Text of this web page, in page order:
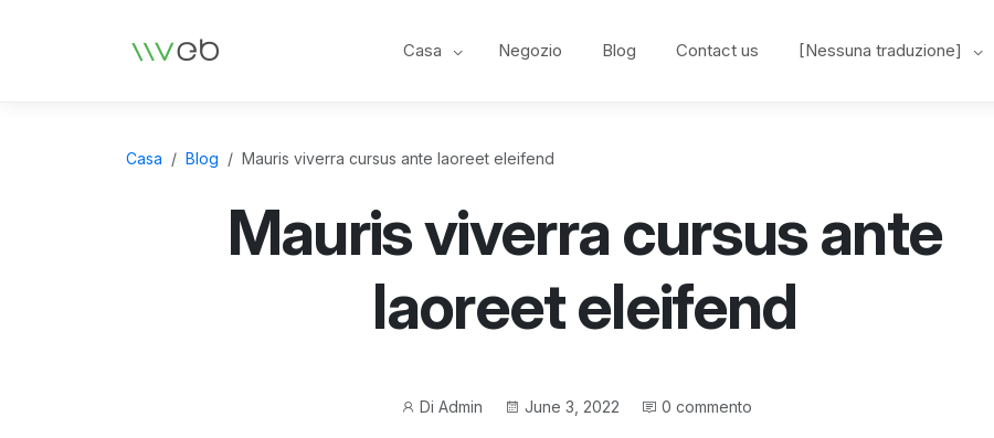
Logo Casa Negozio Blog Contact us [Nessuna traduzione]
Casa Blog Mauris viverra cursus ante laoreet eleifend
Mauris viverra cursus ante
laoreet eleifend
Autore
Di Admin
DataJune 3, 2022 0 commento